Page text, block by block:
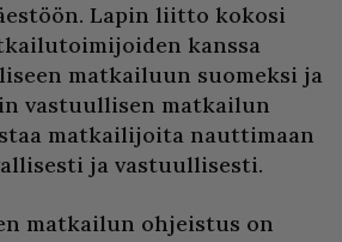
Lapin liitto kokosi
kanssa
matkailuun suomeksi ja
vastuullisen matkailun
matkailijoita nauttimaan
ja vastuullisesti.
matkailun ohjeistus on